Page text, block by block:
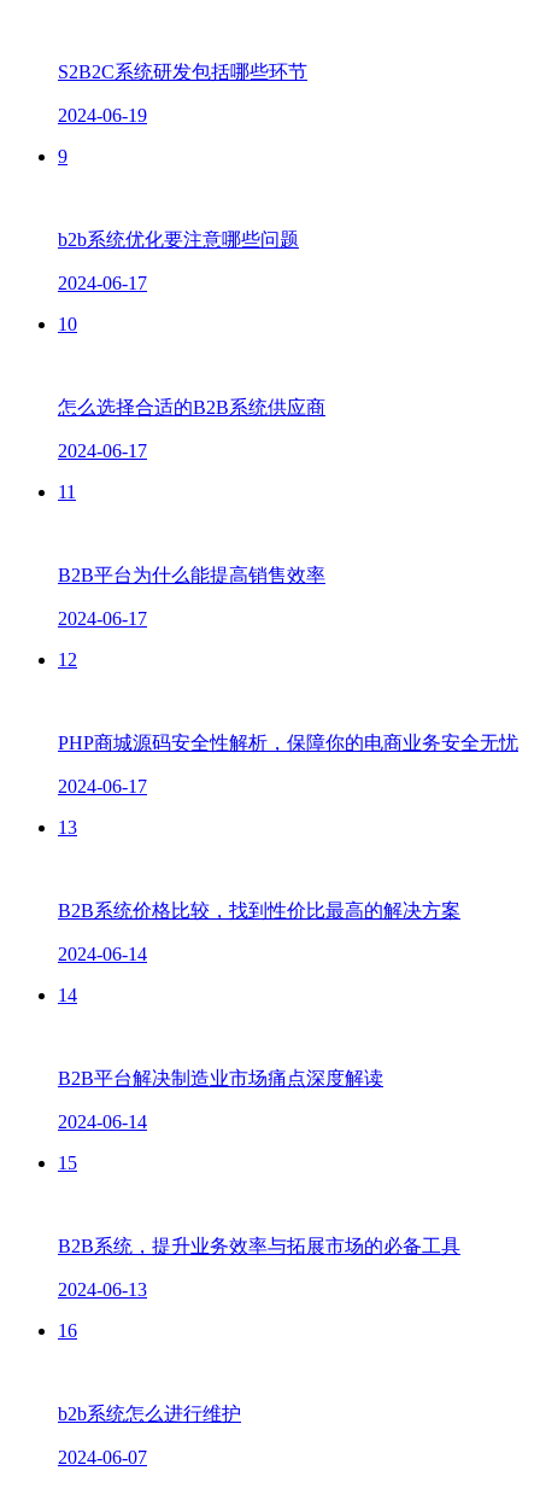
S2B2C系统研发包括哪些环节
2024-06-19
9
b2b系统优化要注意哪些问题
2024-06-17
10
怎么选择合适的B2B系统供应商
2024-06-17
11
B2B平台为什么能提高销售效率
2024-06-17
12
PHP商城源码安全性解析，保障你的电商业务安全无忧
2024-06-17
13
B2B系统价格比较，找到性价比最高的解决方案
2024-06-14
14
B2B平台解决制造业市场痛点深度解读
2024-06-14
15
B2B系统，提升业务效率与拓展市场的必备工具
2024-06-13
16
b2b系统怎么进行维护
2024-06-07